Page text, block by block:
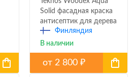
Solid фасадная краска
антисептик для дерева
Финляндия
В наличии
от2 800₽